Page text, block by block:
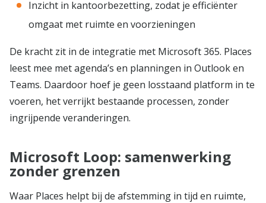
Inzicht in kantoorbezetting, zodat je efficiënter
omgaat met ruimte en voorzieningen
De kracht zit in de integratie met Microsoft 365. Places
leest mee met agenda’s en planningen in Outlook en
Teams. Daardoor hoef je geen losstaand platform in te
voeren, het verrijkt bestaande processen, zonder
ingrijpende veranderingen.
Microsoft Loop: samenwerking
zonder grenzen
Waar Places helpt bij de afstemming in tijd en ruimte,